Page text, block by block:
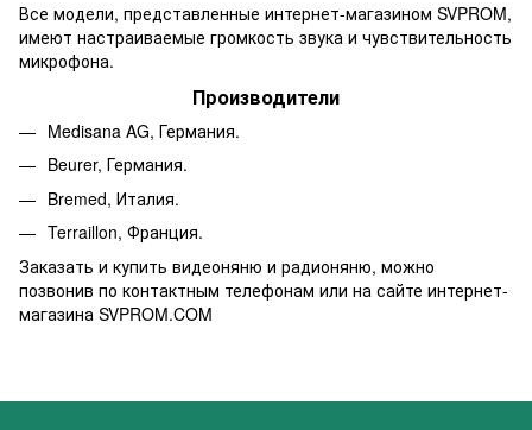
Все модели, представленные интернет-магазином SVPROM,
имеют настраиваемые громкость звука и чувствительность
микрофона.
Производители
Medisana AG, Германия.
Beurer, Германия.
Bremed, Италия.
Terraillon, Франция.
Заказать и купить видеоняню и радионяню, можно
позвонив по контактным телефонам или на сайте интернет-
магазина SVPROM.COM